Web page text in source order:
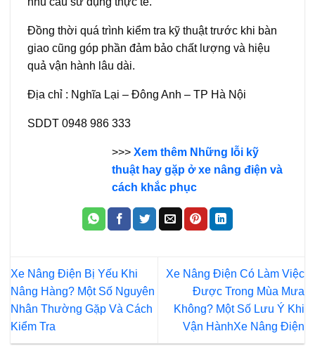
Đồng thời quá trình kiểm tra kỹ thuật trước khi bàn
giao cũng góp phần đảm bảo chất lượng và hiệu
quả vận hành lâu dài.
Địa chỉ : Nghĩa Lại – Đông Anh – TP Hà Nội
SDDT 0948 986 333
>>> Xem thêm Những lỗi kỹ
thuật hay gặp ở xe nâng điện và
cách khắc phục
Xe Nâng Điện Bị Yếu Khi
Nâng Hàng? Một Số Nguyên
Nhân Thường Gặp Và Cách
Kiểm Tra
Xe Nâng Điện Có Làm Việc
Được Trong Mùa Mưa
Không? Một Số Lưu Ý Khi
Vận HànhXe Nâng Điện